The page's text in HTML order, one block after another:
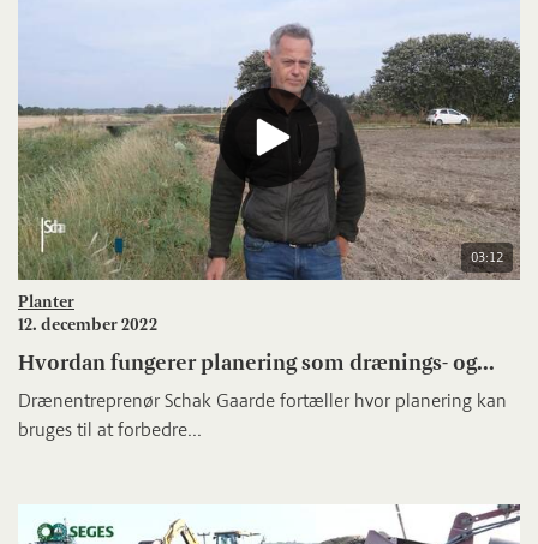
03:12
Planter
12. december 2022
Hvordan fungerer planering som drænings- og...
Drænentreprenør Schak Gaarde fortæller hvor planering kan
bruges til at forbedre...